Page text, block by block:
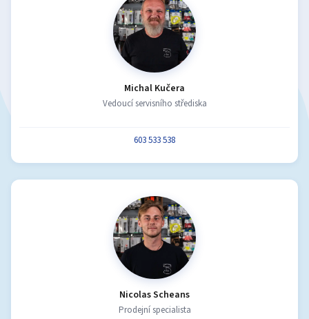
Michal Kučera
Vedoucí servisního střediska
603 533 538
Nicolas Scheans
Prodejní specialista